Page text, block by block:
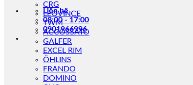
Liên hệ
08:00 - 17:00
0901966996
CRG
LEOVINCE
TWM
ACCOSSATO
GALFER
EXCEL RIM
ÖHLINS
FRANDO
DOMINO